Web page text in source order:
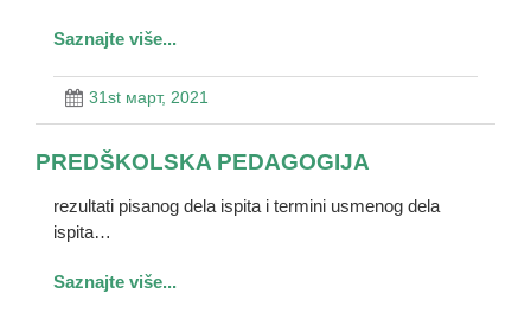
Saznajte više...
31st март, 2021
PREDŠKOLSKA PEDAGOGIJA
rezultati pisanog dela ispita i termini usmenog dela
ispita…
Saznajte više...